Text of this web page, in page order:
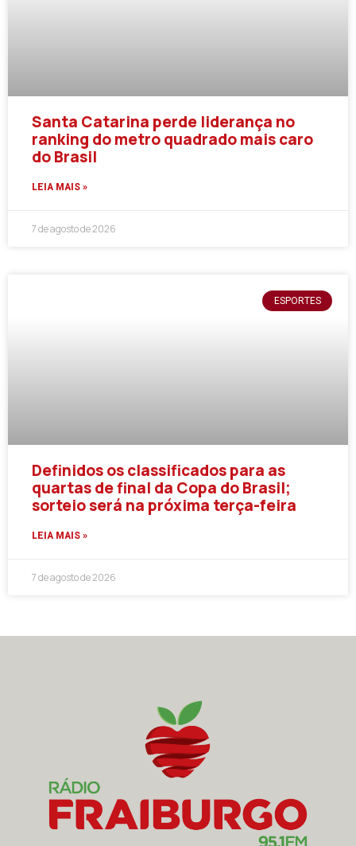
Santa Catarina perde liderança no
ranking do metro quadrado mais caro
do Brasil
LEIA MAIS »
7 de agosto de 2026
ESPORTES
Definidos os classificados para as
quartas de final da Copa do Brasil;
sorteio será na próxima terça-feira
LEIA MAIS »
7 de agosto de 2026